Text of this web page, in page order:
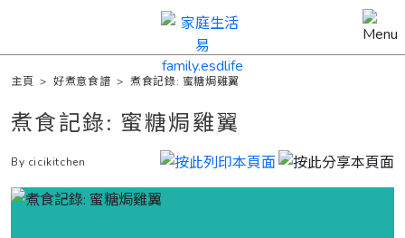
主頁 >好煮意食譜 >煮食記錄: 蜜糖焗雞翼
煮食記錄: 蜜糖焗雞翼
By cicikitchen